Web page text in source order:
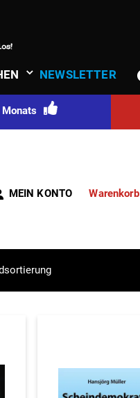
NEWS­LETTER
MEIN KONTO Warenkorb